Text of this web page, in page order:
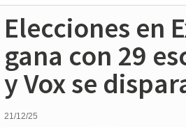
Elecciones en
gana con 29
y Vox se
21/12/25